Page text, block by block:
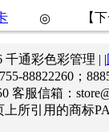
◎ 【
千通彩色彩管理 | |
88822260；
客服信箱：
上所引用的商标